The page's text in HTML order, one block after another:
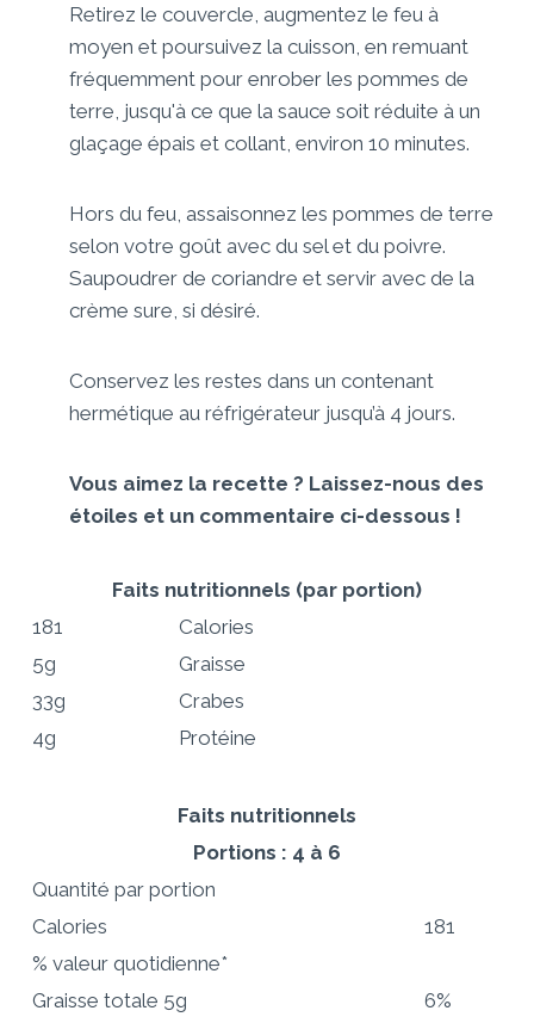
Retirez le couvercle, augmentez le feu à
moyen et poursuivez la cuisson, en remuant
fréquemment pour enrober les pommes de
terre, jusqu'à ce que la sauce soit réduite à un
glaçage épais et collant, environ 10 minutes.
Hors du feu, assaisonnez les pommes de terre
selon votre goût avec du sel et du poivre.
Saupoudrer de coriandre et servir avec de la
crème sure, si désiré.
Conservez les restes dans un contenant
hermétique au réfrigérateur jusqu’à 4 jours.
Vous aimez la recette ? Laissez-nous des
étoiles et un commentaire ci-dessous !
Faits nutritionnels (par portion)
181
Calories
5g
Graisse
33g
Crabes
4g
Protéine
Faits nutritionnels
Portions : 4 à 6
Quantité par portion
Calories
181
% valeur quotidienne*
Graisse totale 5g
6%